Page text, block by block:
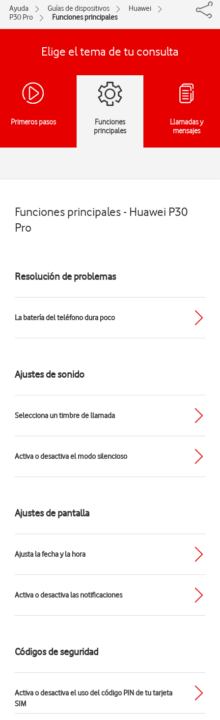
Ayuda Guías de dispositivos
Huawei
P30 Pro
Funciones principales
Elige el tema de tu consulta
Primeros pasos
Funciones
principales
Llamadas y
mensajes
Funciones principales - Huawei P30
Pro
Resolución de problemas
La batería del teléfono dura poco
Ajustes de sonido
Selecciona un timbre de llamada
Activa o desactiva el modo silencioso
Ajustes de pantalla
Ajusta la fecha y la hora
Activa o desactiva las notificaciones
Códigos de seguridad
Activa o desactiva el uso del código PIN de tu tarjeta
SIM